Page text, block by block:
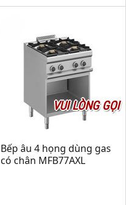
VUI LÒNG GỌI
Bếp âu 4 họng dùng gas
có chân MFB77AXL